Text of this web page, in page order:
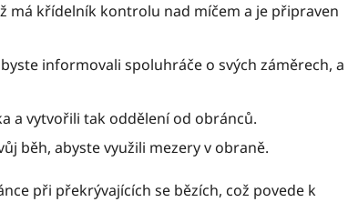
má křídelník kontrolu nad míčem a je připraven
informovali spoluhráče o svých záměrech, a
a vytvořili tak oddělení od obránců.
běh, abyste využili mezery v obraně.
při překrývajících se bězích, což povede k